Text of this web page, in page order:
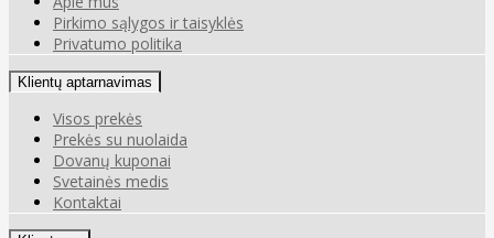
Pirkimo sąlygos ir taisyklės
Privatumo politika
Klientų aptarnavimas
Visos prekės
Prekės su nuolaida
Dovanų kuponai
Svetainės medis
Kontaktai